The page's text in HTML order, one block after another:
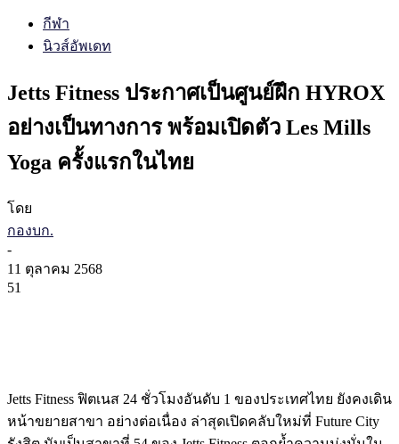
กีฬา
นิวส์อัพเดท
Jetts Fitness ประกาศเป็นศูนย์ฝึก HYROX
อย่างเป็นทางการ พร้อมเปิดตัว Les Mills
Yoga ครั้งแรกในไทย
โดย
กองบก.
-
11 ตุลาคม 2568
51
Jetts Fitness ฟิตเนส 24 ชั่วโมงอันดับ 1 ของประเทศไทย ยังคงเดิน
หน้าขยายสาขา อย่างต่อเนื่อง ล่าสุดเปิดคลับใหม่ที่ Future City